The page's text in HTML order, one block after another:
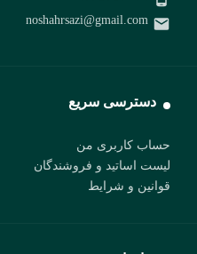
noshahrsazi@gmail.com
دسترسی سریع
حساب کاربری من
لیست اساتید و فروشندگان
قوانین و شرایط